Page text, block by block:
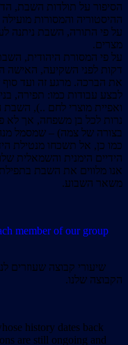
הסיפור על תולדות השבת,
ההיסטוריה והמסורות
על פי התורה, השבת ניתנה
מצרים.
דקות לפני השקיעה, האישה
את הברכה. מרגע זה ועד
לבצע עבודות כמו: תפירה,
ואפיית מוצרי לחם ..), השבת
נרות לכל בן משפחה, אך לא
בצורה של צמה) – שמסמל
כמו כן, אל תשכחו מנטילת
הידיים הימנית והשמאלית
אנו מלווים את השבת
משאר השבוע.
member of our group
שיעורי קבוצה שעוזרים
הקבוצה שלנו.
history dates back
are still ongoing and